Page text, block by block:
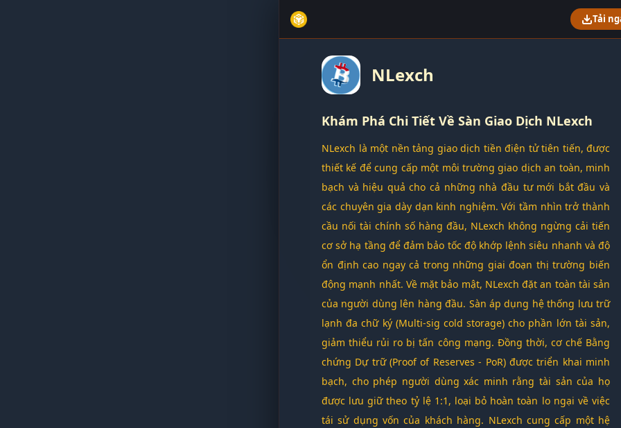
Tải
NLexch
Khám Phá Chi Tiết Về Sàn Giao Dịch NLexch
NLexch là một nền tảng giao dịch tiền điện tử tiên tiến, được
thiết kế để cung cấp một môi trường giao dịch an toàn, minh
bạch và hiệu quả cho cả những nhà đầu tư mới bắt đầu và
các chuyên gia dày dạn kinh nghiệm. Với tầm nhìn trở thành
cầu nối tài chính số hàng đầu, NLexch không ngừng cải tiến
cơ sở hạ tầng để đảm bảo tốc độ khớp lệnh siêu nhanh và độ
ổn định cao ngay cả trong những giai đoạn thị trường biến
động mạnh nhất. Về mặt bảo mật, NLexch đặt an toàn tài sản
của người dùng lên hàng đầu. Sàn áp dụng hệ thống lưu trữ
lạnh đa chữ ký (Multi-sig cold storage) cho phần lớn tài sản,
giảm thiểu rủi ro bị tấn công mạng. Đồng thời, cơ chế Bằng
chứng Dự trữ (Proof of Reserves - PoR) được triển khai minh
bạch, cho phép người dùng xác minh rằng tài sản của họ
được lưu giữ theo tỷ lệ 1:1, loại bỏ hoàn toàn lo ngại về việc
tái sử dụng vốn của khách hàng. NLexch cung cấp một hệ